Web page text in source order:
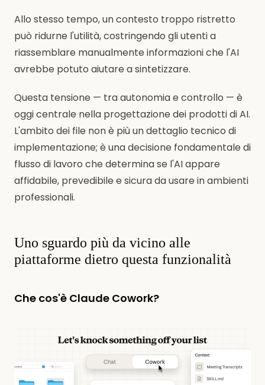
Allo stesso tempo, un contesto troppo ristretto
può ridurne l'utilità, costringendo gli utenti a
riassemblare manualmente informazioni che l'AI
avrebbe potuto aiutare a sintetizzare.
Questa tensione — tra autonomia e controllo — è
oggi centrale nella progettazione dei prodotti di AI.
L'ambito dei file non è più un dettaglio tecnico di
implementazione; è una decisione fondamentale di
flusso di lavoro che determina se l'AI appare
affidabile, prevedibile e sicura da usare in ambienti
professionali.
Uno sguardo più da vicino alle
piattaforme dietro questa funzionalità
Che cos'è Claude Cowork?